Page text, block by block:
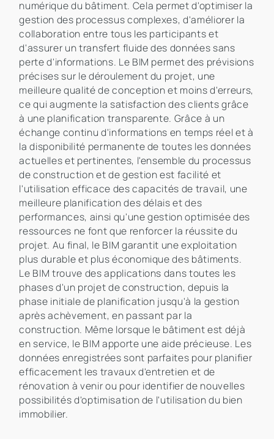
numérique du bâtiment. Cela permet d'optimiser la
gestion des processus complexes, d'améliorer la
collaboration entre tous les participants et
d'assurer un transfert fluide des données sans
perte d'informations. Le BIM permet des prévisions
précises sur le déroulement du projet, une
meilleure qualité de conception et moins d'erreurs,
ce qui augmente la satisfaction des clients grâce
à une planification transparente. Grâce à un
échange continu d'informations en temps réel et à
la disponibilité permanente de toutes les données
actuelles et pertinentes, l'ensemble du processus
de construction et de gestion est facilité et
l'utilisation efficace des capacités de travail, une
meilleure planification des délais et des
performances, ainsi qu'une gestion optimisée des
ressources ne font que renforcer la réussite du
projet. Au final, le BIM garantit une exploitation
plus durable et plus économique des bâtiments.
Le BIM trouve des applications dans toutes les
phases d'un projet de construction, depuis la
phase initiale de planification jusqu'à la gestion
après achèvement, en passant par la
construction. Même lorsque le bâtiment est déjà
en service, le BIM apporte une aide précieuse. Les
données enregistrées sont parfaites pour planifier
efficacement les travaux d'entretien et de
rénovation à venir ou pour identifier de nouvelles
possibilités d'optimisation de l'utilisation du bien
immobilier.